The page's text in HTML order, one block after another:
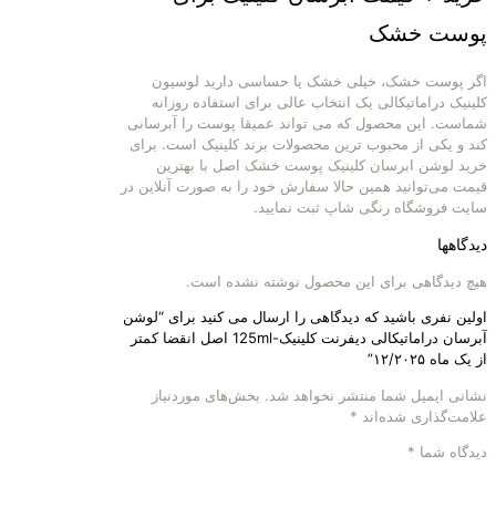
پوست خشک
اگر پوست خشک، خیلی خشک یا حساسی دارید لوسیون
کلینیک دراماتیکالی یک انتخاب عالی برای استفاده روزانه
شماست. این محصول که می تواند عمیقا پوست را آبرسانی
کند و یکی از محبوب ترین محصولات برند کلینیک است. برای
خرید لوشن ابرسان کلینیک پوست خشک اصل با بهترین
قیمت می‌توانید همین حالا سفارش خود را به صورت آنلاین در
سایت فروشگاه رنگی شاپ ثبت نمایید.
دیدگاهها
هیچ دیدگاهی برای این محصول نوشته نشده است.
اولین نفری باشید که دیدگاهی را ارسال می کنید برای “لوشن
آبرسان دراماتیکالی دیفرنت کلینیک-125ml اصل انقضا کمتر
از یک ماه ۱۲/۲۰۲۵”
نشانی ایمیل شما منتشر نخواهد شد. بخش‌های موردنیاز
علامت‌گذاری شده‌اند *
دیدگاه شما *